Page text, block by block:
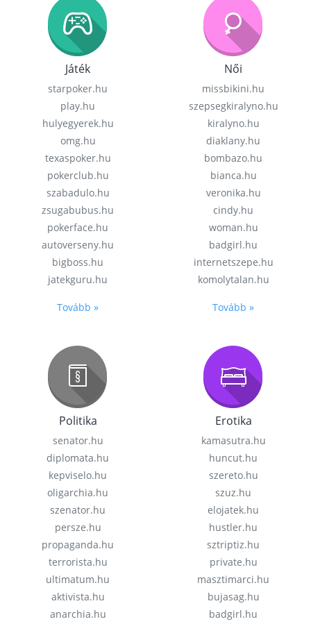
Játék
starpoker.hu
play.hu
hulyegyerek.hu
omg.hu
texaspoker.hu
pokerclub.hu
szabadulo.hu
zsugabubus.hu
pokerface.hu
autoverseny.hu
bigboss.hu
jatekguru.hu
Tovább »
Női
missbikini.hu
szepsegkiralyno.hu
kiralyno.hu
diaklany.hu
bombazo.hu
bianca.hu
veronika.hu
cindy.hu
woman.hu
badgirl.hu
internetszepe.hu
komolytalan.hu
Tovább »
Politika
senator.hu
diplomata.hu
kepviselo.hu
oligarchia.hu
szenator.hu
persze.hu
propaganda.hu
terrorista.hu
ultimatum.hu
aktivista.hu
anarchia.hu
Erotika
kamasutra.hu
huncut.hu
szereto.hu
szuz.hu
elojatek.hu
hustler.hu
sztriptiz.hu
private.hu
masztimarci.hu
bujasag.hu
badgirl.hu